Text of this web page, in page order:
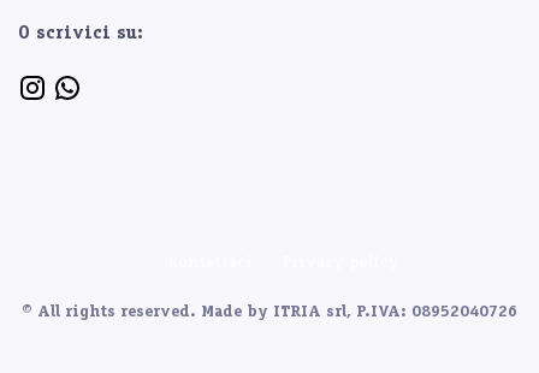
O scrivici su:
© All rights reserved. Made by ITRIA srl, P.IVA: 08952040726